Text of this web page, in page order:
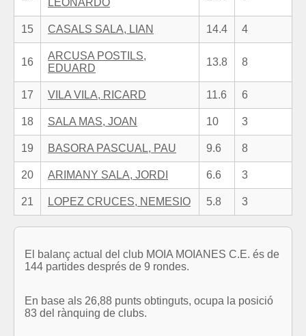
15 CASALS SALA, LIAN 14.4 4
16
ARCUSA POSTILS,
EDUARD
13.8 8
17 VILA VILA, RICARD 11.6 6
18 SALA MAS, JOAN 10 3
19 BASORA PASCUAL, PAU 9.6 8
20 ARIMANY SALA, JORDI 6.6 3
21 LOPEZ CRUCES, NEMESIO 5.8 3
El balanç actual del club MOIA MOIANES C.E. és de
144 partides després de 9 rondes.
En base als 26,88 punts obtinguts, ocupa la posició
83 del rànquing de clubs.